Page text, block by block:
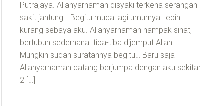
Putrajaya. Allahyarhamah disyaki terkena serangan
sakit jantung… Begitu muda lagi umurnya..lebih
kurang sebaya aku. Allahyarhamah nampak sihat,
bertubuh sederhana..tiba-tiba dijemput Allah.
Mungkin sudah suratannya begitu… Baru saja
Allahyarhamah datang berjumpa dengan aku sekitar
2 […]